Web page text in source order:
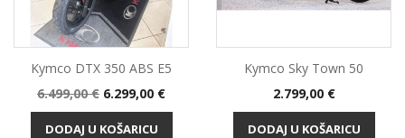
Kymco DTX 350 ABS E5
Standardna
cijena
6.499,00 € Cijena
6.299,00 €
DODAJ U KOŠARICU
Kymco Sky Town 50
Cijena
2.799,00 €
DODAJ U KOŠARICU